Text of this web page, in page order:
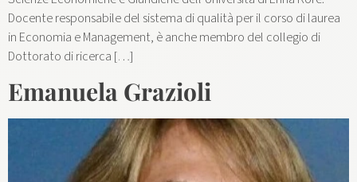
Docente responsabile del sistema di qualità per il corso di laurea
in Economia e Management, è anche membro del collegio di
Dottorato di ricerca […]
Emanuela Grazioli